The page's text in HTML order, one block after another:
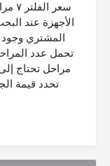
الأجهزة عند
المشتري وجود
مراحل تحتاج
تحدد قيمة